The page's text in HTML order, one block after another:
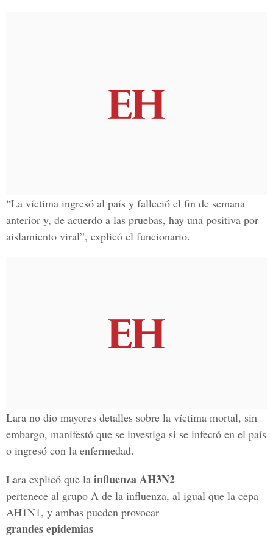
“La víctima ingresó al país y falleció el fin de semana
anterior y, de acuerdo a las pruebas, hay una positiva por
aislamiento viral”, explicó el funcionario.
Lara no dio mayores detalles sobre la víctima mortal, sin
embargo, manifestó que se investiga si se infectó en el país
o ingresó con la enfermedad.
Lara explicó que la influenza AH3N2
pertenece al grupo A de la influenza, al igual que la cepa
AH1N1, y ambas pueden provocar
grandes epidemias